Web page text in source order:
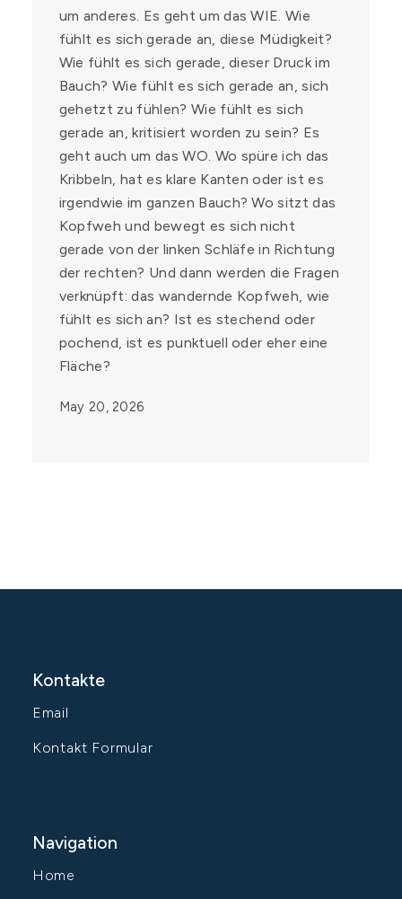
um anderes. Es geht um das WIE. Wie
fühlt es sich gerade an, diese Müdigkeit?
Wie fühlt es sich gerade, dieser Druck im
Bauch? Wie fühlt es sich gerade an, sich
gehetzt zu fühlen? Wie fühlt es sich
gerade an, kritisiert worden zu sein? Es
geht auch um das WO. Wo spüre ich das
Kribbeln, hat es klare Kanten oder ist es
irgendwie im ganzen Bauch? Wo sitzt das
Kopfweh und bewegt es sich nicht
gerade von der linken Schläfe in Richtung
der rechten? Und dann werden die Fragen
verknüpft: das wandernde Kopfweh, wie
fühlt es sich an? Ist es stechend oder
pochend, ist es punktuell oder eher eine
Fläche?
May 20, 2026
Kontakte
Email
Kontakt Formular
Navigation
Home